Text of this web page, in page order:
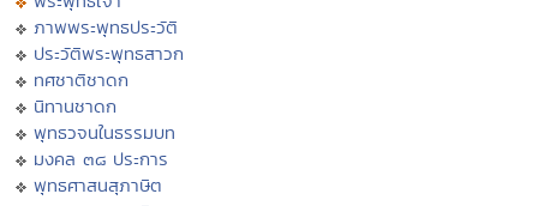
ภาพพระพุทธประวัติ
ประวัติพระพุทธสาวก
ทศชาติชาดก
นิทานชาดก
พุทธวจนในธรรมบท
มงคล ๓๘ ประการ
พุทธศาสนสุภาษิต